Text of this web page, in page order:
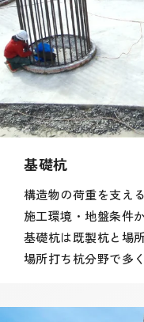
基礎杭
構造物の荷重を支え
施工環境・地盤条件
基礎杭は既製杭と場
場所打ち杭分野で多